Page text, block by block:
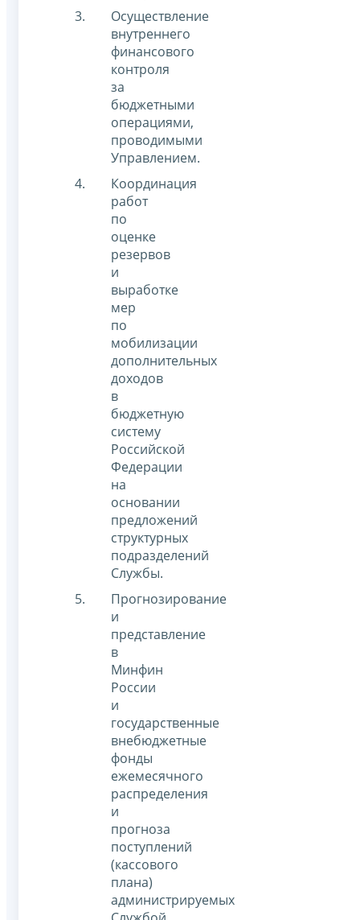
Осуществление
внутреннего
финансового
контроля
за
бюджетными
операциями,
проводимыми
Управлением.
Координация
работ
по
оценке
резервов
и
выработке
мер
по
мобилизации
дополнительных
доходов
в
бюджетную
систему
Российской
Федерации
на
основании
предложений
структурных
подразделений
Службы.
Прогнозирование
и
представление
в
Минфин
России
и
государственные
внебюджетные
фонды
ежемесячного
распределения
и
прогноза
поступлений
(кассового
плана)
администрируемых